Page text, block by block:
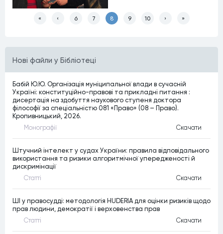
Нові файли у Бібліотеці
Бабій Ю.Ю. Організація муніципальної влади в сучасній
Україні: конституційно-правові та прикладні питання :
дисертація на здобуття наукового ступеня доктора
філософії за спеціальністю 081 «Право» (08 – Право).
Кропивницький, 2026.
Монографiї Скачати
Штучний інтелект у судах України: правила відповідального
використання та ризики алгоритмічної упередженості й
дискримінації
Статтi Скачати
ШІ у правосудді: методологія HUDERIA для оцінки ризиків щодо
прав людини, демократії і верховенства прав
Статтi Скачати
« ‹ 6 7 8 9 10 › »